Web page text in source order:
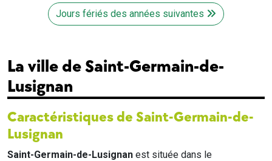
Jours fériés des années suivantes
La ville de Saint-Germain-de-
Lusignan
Caractéristiques de Saint-Germain-de-
Lusignan
Saint-Germain-de-Lusignan est située dans le